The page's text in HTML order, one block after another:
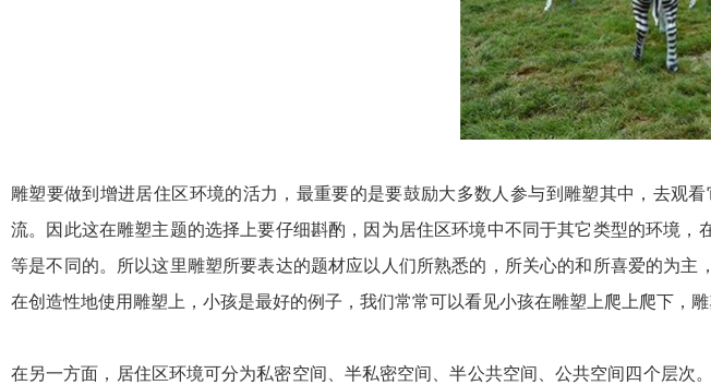
雕塑要做到增进居住区环境的活力，最重要的是要鼓励大多数人参与到雕塑其中，去观
流。因此这在雕塑主题的选择上要仔细斟酌，因为居住区环境中不同于其它类型的环境
等是不同的。所以这里雕塑所要表达的题材应以人们所熟悉的，所关心的和所喜爱的为
在创造性地使用雕塑上，小孩是最好的例子，我们常常可以看见小孩在雕塑上爬上爬下，雕
在另一方面，居住区环境可分为私密空间、半私密空间、半公共空间、公共空间四个层